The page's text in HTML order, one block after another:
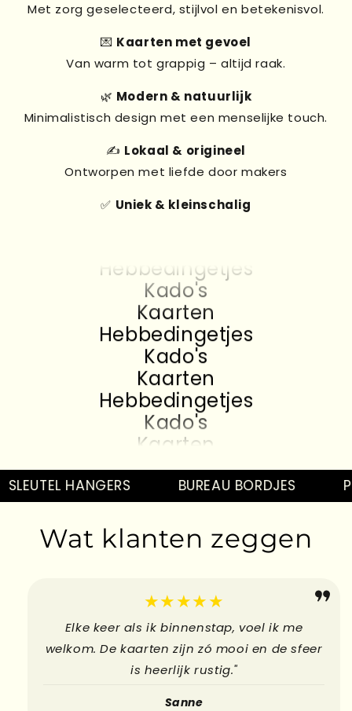
Met zorg geselecteerd, stijlvol en betekenisvol.
💌 Kaarten met gevoel
Van warm tot grappig – altijd raak.
🌿 Modern & natuurlijk
Minimalistisch design met een menselijke touch.
✍️ Lokaal & origineel
Ontworpen met liefde door makers
✅ Uniek & kleinschalig
Hebbedingetjes
Kado's
Kaarten
Hebbedingetjes
Kado's
Kaarten
Hebbedingetjes
Kado's
Kaarten
Kado's
Kaarten
Hebbedingetjes
Kado's
Hebbedingetjes
SLEUTEL HANGERS BUREAU BORDJES
Wat klanten zeggen
★★★★★
Elke keer als ik binnenstap, voel ik me
welkom. De kaarten zijn zó mooi en de sfeer
is heerlijk rustig."
Sanne